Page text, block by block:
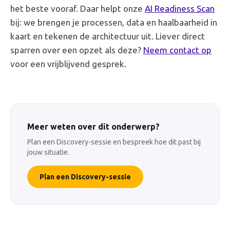
het beste vooraf. Daar helpt onze AI Readiness Scan
bij: we brengen je processen, data en haalbaarheid in
kaart en tekenen de architectuur uit. Liever direct
sparren over een opzet als deze? Neem contact op
voor een vrijblijvend gesprek.
Meer weten over dit onderwerp?
Plan een Discovery-sessie en bespreek hoe dit past bij
jouw situatie.
Plan een Discovery-sessie